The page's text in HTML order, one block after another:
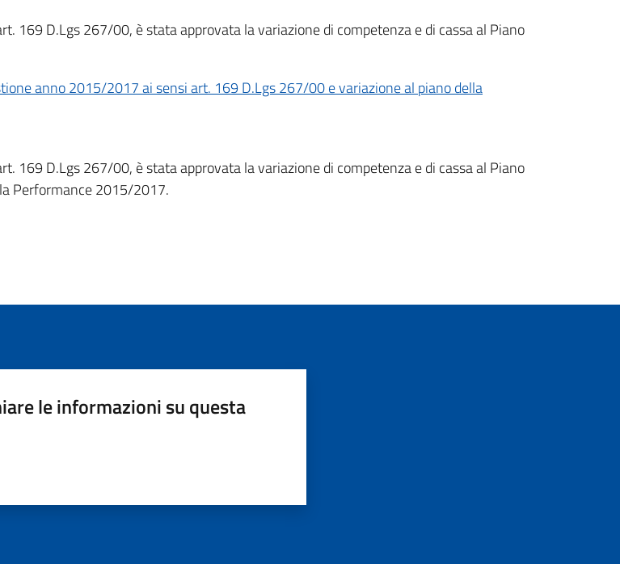
169 D.Lgs 267/00, è stata approvata la variazione di competenza e di cassa al Piano
anno 2015/2017 ai sensi art. 169 D.Lgs 267/00 e variazione al piano della
169 D.Lgs 267/00, è stata approvata la variazione di competenza e di cassa al Piano
Performance 2015/2017.
le informazioni su questa